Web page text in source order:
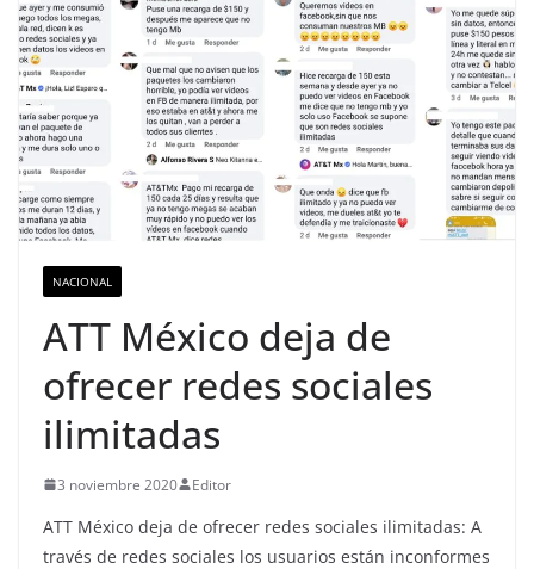
NACIONAL
ATT México deja de
ofrecer redes sociales
ilimitadas
3 noviembre 2020 Editor
ATT México deja de ofrecer redes sociales ilimitadas: A
través de redes sociales los usuarios están inconformes